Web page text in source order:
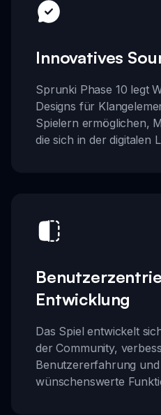
Innovatives
Sprunki Phase 10 legt
Designs für
Spielern ermöglichen,
die sich in der digitalen
Entwicklung
Das Spiel entwickelt
der Community,
Benutzererfahrung
wünschenswerte